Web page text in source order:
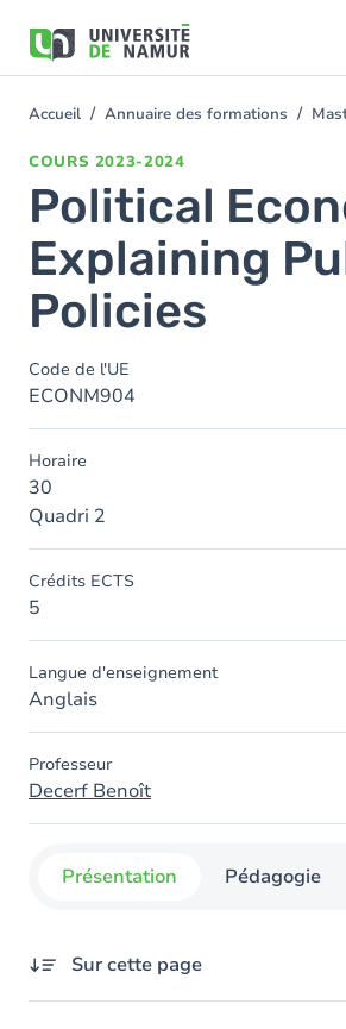
contenu
You
Accueil Annuaire des formations
COURS 2023-2024
Political
Explaining
Policies
Code de l'UE
ECONM904
Horaire
30
Quadri 2
Crédits ECTS
5
Langue d'enseignement
Anglais
Professeur
Decerf Benoît
Présentation Pédagogie
Sur cette page